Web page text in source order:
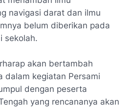
navigasi darat dan ilmu
belum diberikan pada
sekolah.
akan bertambah
dalam kegiatan Persami
dengan peserta
yang rencananya akan